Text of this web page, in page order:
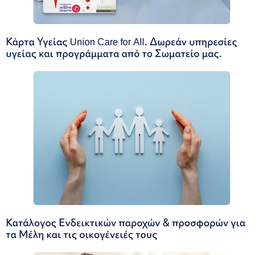
Κάρτα Υγείας Union Care for All. Δωρεάν υπηρεσίες
υγείας και προγράμματα από το Σωματείο μας.
Κατάλογος Ενδεικτικών παροχών & προσφορών για
τα Μέλη και τις οικογένειές τους